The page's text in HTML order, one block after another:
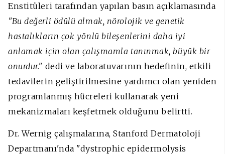
Enstitüleri tarafından yapılan basın açıklamasında
"Bu değerli ödülü almak, nörolojik ve genetik
hastalıkların çok yönlü bileşenlerini daha iyi
anlamak için olan çalışmamla tanınmak, büyük bir
onurdur." dedi ve laboratuvarının hedefinin, etkili
tedavilerin geliştirilmesine yardımcı olan yeniden
programlanmış hücreleri kullanarak yeni
mekanizmaları keşfetmek olduğunu belirtti.
Dr. Wernig çalışmalarına,Stanford Dermatoloji
Departmanı'nda "dystrophic epidermolysis